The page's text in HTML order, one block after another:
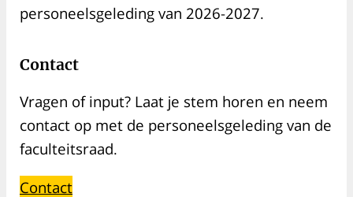
personeelsgeleding van 2026-2027.
Contact
Vragen of input? Laat je stem horen en neem
contact op met de personeelsgeleding van de
faculteitsraad.
Contact